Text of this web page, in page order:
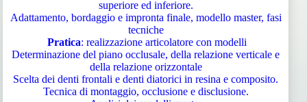
superiore ed inferiore.
Adattamento, bordaggio e impronta finale, modello master, fasi
tecniche
Pratica: realizzazione articolatore con modelli
Determinazione del piano occlusale, della relazione verticale e
della relazione orizzontale
Scelta dei denti frontali e denti diatorici in resina e composito.
Tecnica di montaggio, occlusione e disclusione.